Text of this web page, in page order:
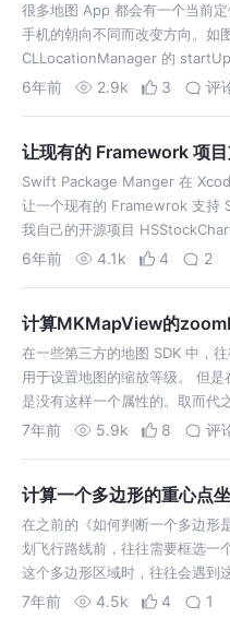
很多地图 App 都会有一个当前
手机的朝向不同而改变方向。如
CLLocationManager 的
didUpdateLocations 的回调方
6年前 2.9k 3 评
让现有的 Framework 项
Swift Package Manger 在
让一个现有的 Framewrok 支持
我自己的开源项目
录下生成 Sw…
6年前 4.1k 4 2
计算MKMapView的
在一些第三方的地图 SDK 中，
用于设置地图的缩放等级。 但
是没有这样一个属性的。取而
MKCoordinateSpan 来配置…
7年前 5.9k 8 评
计算一个多边形的重心点
在之前的《如何判断一个多边形
划飞行路线前，往往需要框选一
这个多边形区域时，往往会遇到
形区域移动到地图中心。 实现这
7年前 4.5k 4 1